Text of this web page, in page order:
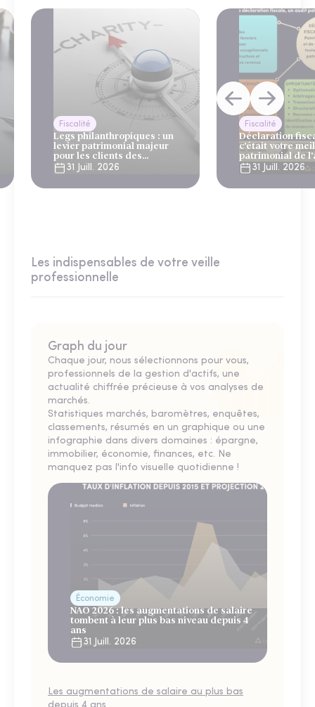
Fiscalité
Legs philanthropiques : un
levier patrimonial majeur
pour les clients des
gestionnaires de patrimoine
et des banques privées
31 Juill. 2026
Fiscalité
Déclaration
c'était votre
patrimonial de
31 Juill. 2026
Les indispensables de votre veille
professionnelle
Graph du jour
Chaque jour, nous sélectionnons pour vous,
professionnels de la gestion d'actifs, une
actualité chiffrée précieuse à vos analyses de
marchés.
Statistiques marchés, baromètres, enquêtes,
classements, résumés en un graphique ou une
infographie dans divers domaines : épargne,
immobilier, économie, finances, etc. Ne
manquez pas l'info visuelle quotidienne !
Économie
NAO 2026 : les augmentations de salaire
tombent à leur plus bas niveau depuis 4
ans
31 Juill. 2026
Les augmentations de salaire au plus bas